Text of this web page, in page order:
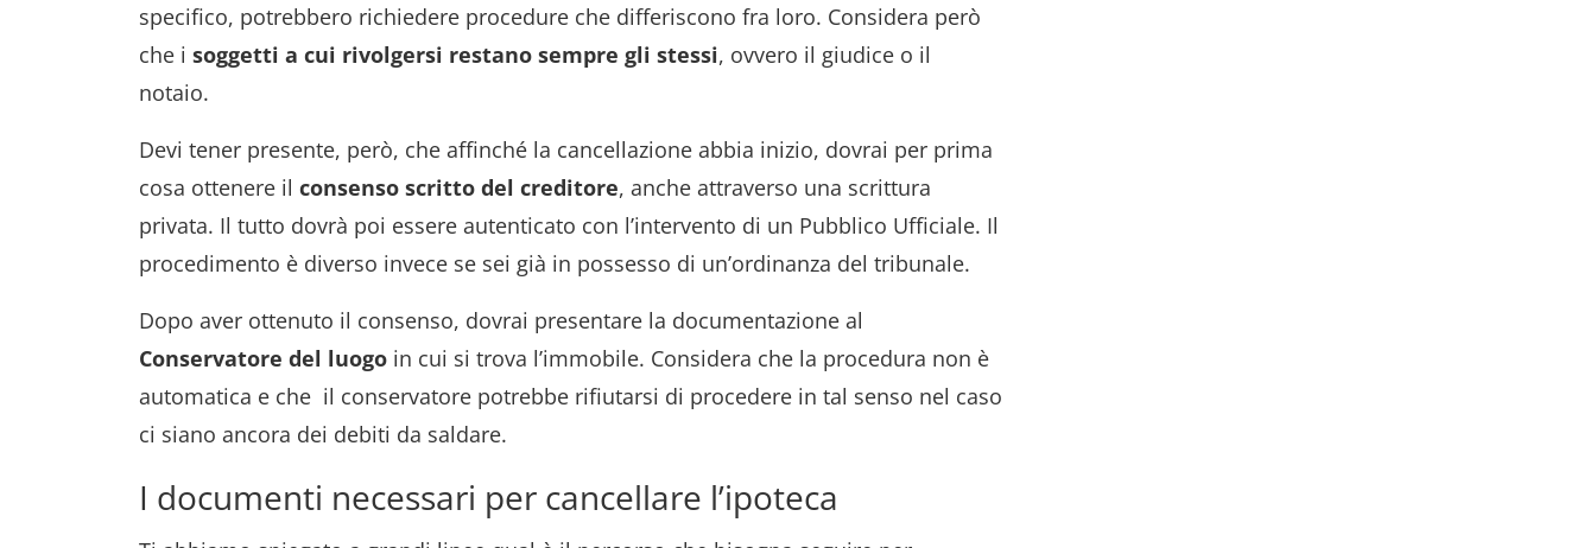
specifico, potrebbero richiedere procedure che differiscono fra loro. Considera però
che i soggetti a cui rivolgersi restano sempre gli stessi, ovvero il giudice o il
notaio.
Devi tener presente, però, che affinché la cancellazione abbia inizio, dovrai per prima
cosa ottenere il consenso scritto del creditore, anche attraverso una scrittura
privata. Il tutto dovrà poi essere autenticato con l’intervento di un Pubblico Ufficiale. Il
procedimento è diverso invece se sei già in possesso di un’ordinanza del tribunale.
Dopo aver ottenuto il consenso, dovrai presentare la documentazione al
Conservatore del luogo in cui si trova l’immobile. Considera che la procedura non è
automatica e che il conservatore potrebbe rifiutarsi di procedere in tal senso nel caso
ci siano ancora dei debiti da saldare.
I documenti necessari per cancellare l’ipoteca